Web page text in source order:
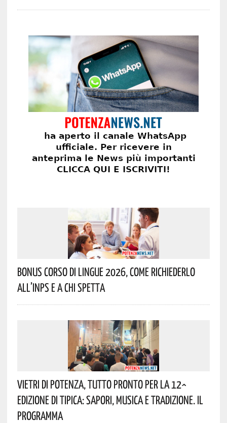
Bonus Corso Di Lingue 2026, Come Richiederlo
All’INPS E A Chi Spetta
Vietri Di Potenza, Tutto Pronto Per La 12^
Edizione Di Tipica: Sapori, Musica E Tradizione. Il
Programma